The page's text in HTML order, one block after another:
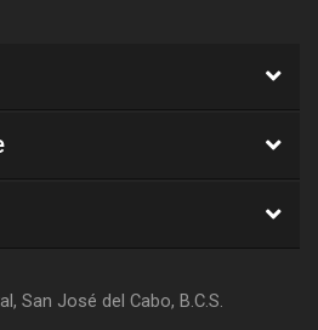
San José del Cabo, B.C.S.